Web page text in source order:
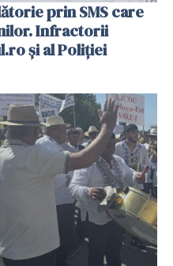
prin SMS care
Infractorii
și al Poliției